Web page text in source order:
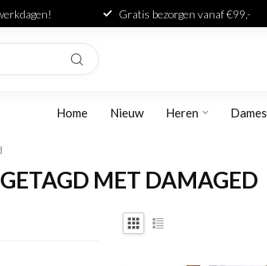
Gratis bezorgen vanaf €99,-
Home Nieuw Heren Dames
MET DAMAGED